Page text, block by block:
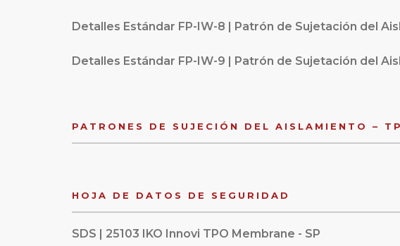
Detalles Estándar FP-IW-8 | Patrón de Sujetación del
Detalles Estándar FP-IW-9 | Patrón de Sujetación del
PATRONES DE SUJECIÓN DEL AISLAMIENTO –
HOJA DE DATOS DE SEGURIDAD
SDS | 25103 IKO Innovi TPO Membrane - SP